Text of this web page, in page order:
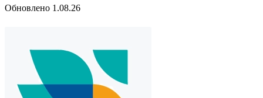
Обновлено 1.08.26